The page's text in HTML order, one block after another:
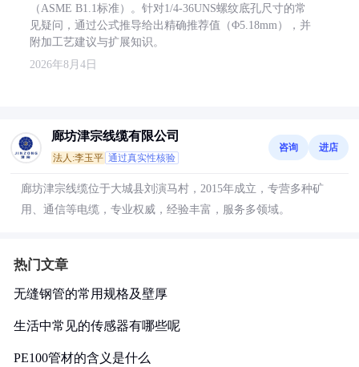
（ASME B1.1标准）。针对1/4-36UNS螺纹底孔尺寸的常
见疑问，通过公式推导给出精确推荐值（Φ5.18mm），并
附加工艺建议与扩展知识。
2026年8月4日
廊坊津宗线缆有限公司
法人:李玉平 通过真实性核验
咨询 进店
廊坊津宗线缆位于大城县刘演马村，2015年成立，专营多种矿
用、通信等电缆，专业权威，经验丰富，服务多领域。
热门文章
无缝钢管的常用规格及壁厚
生活中常见的传感器有哪些呢
PE100管材的含义是什么